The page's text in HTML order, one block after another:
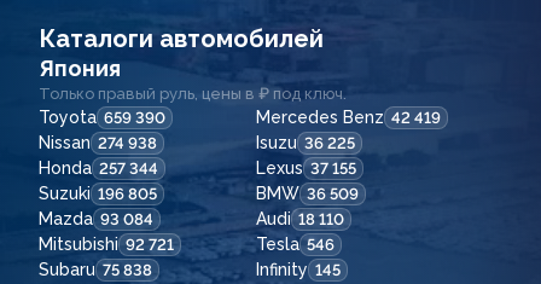
Каталоги автомобилей
Япония
Только правый руль, цены в ₽ под ключ.
Toyota 659 390 Mercedes Benz 42 419
Nissan 274 938 Isuzu 36 225
Honda 257 344 Lexus 37 155
Suzuki 196 805 BMW 36 509
Mazda 93 084 Audi 18 110
Mitsubishi 92 721 Tesla 546
Subaru 75 838 Infinity 145